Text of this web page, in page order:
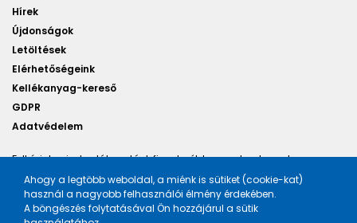
Hírek
Újdonságok
Letöltések
Elérhetőségeink
Kellékanyag-kereső
GDPR
Adatvédelem
Felhívjuk minden látogatónk figyelmét, hogy a honlapunkon
található képek illusztrációk, a változtatás jogát fenntartjuk.
Ahogy a legtöbb weboldal, a miénk is sütiket (cookie-kat)
használ a nagyobb felhasználói élmény érdekében.
A böngészés folytatásával Ön hozzájárul a sütik